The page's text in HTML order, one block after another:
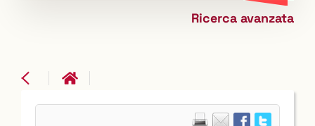
Ricerca avanzata